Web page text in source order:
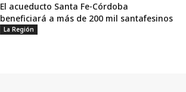
El acueducto Santa Fe-Córdoba
beneficiará a más de 200 mil santafesinos
La Región